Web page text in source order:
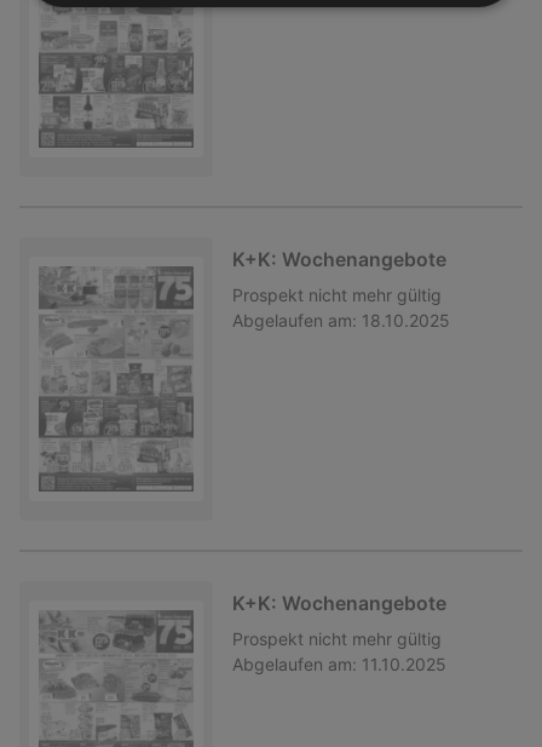
K+K: Wochenangebote
Prospekt nicht mehr gültig
Abgelaufen am: 18.10.2025
K+K: Wochenangebote
Prospekt nicht mehr gültig
Abgelaufen am: 11.10.2025